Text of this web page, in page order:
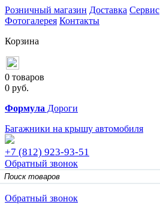
Розничный магазин Доставка Сервис
Фотогалерея Контакты
Корзина
0 товаров
0 руб.
Формула Дороги
Багажники на крышу автомобиля
+7 (812) 923-93-51
Обратный звонок
Обратный звонок